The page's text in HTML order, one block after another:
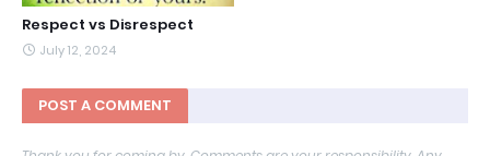
Respect vs Disrespect
July 12, 2024
POST A COMMENT